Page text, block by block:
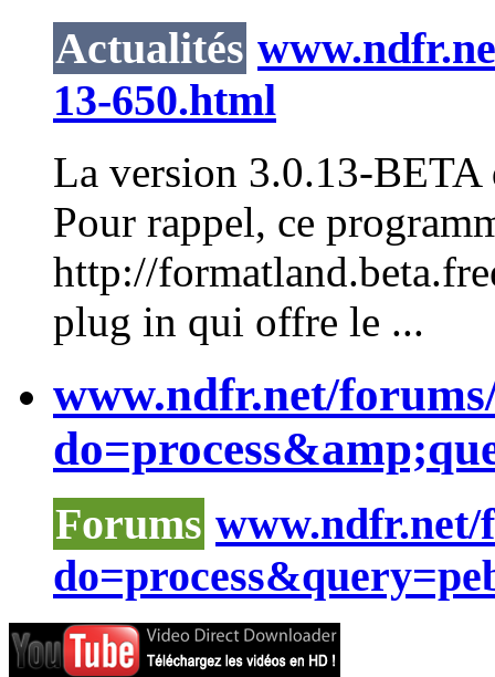
Actualités
13-650.html
La version 3.0.13-
Pour rappel, ce
http://
plug in qui offre le ...
www.ndfr.net/
Forums www.ndfr.net/